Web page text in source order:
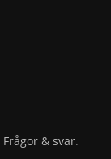
Frågor & svar.